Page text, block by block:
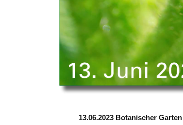
13.06.2023 Botanischer Garten